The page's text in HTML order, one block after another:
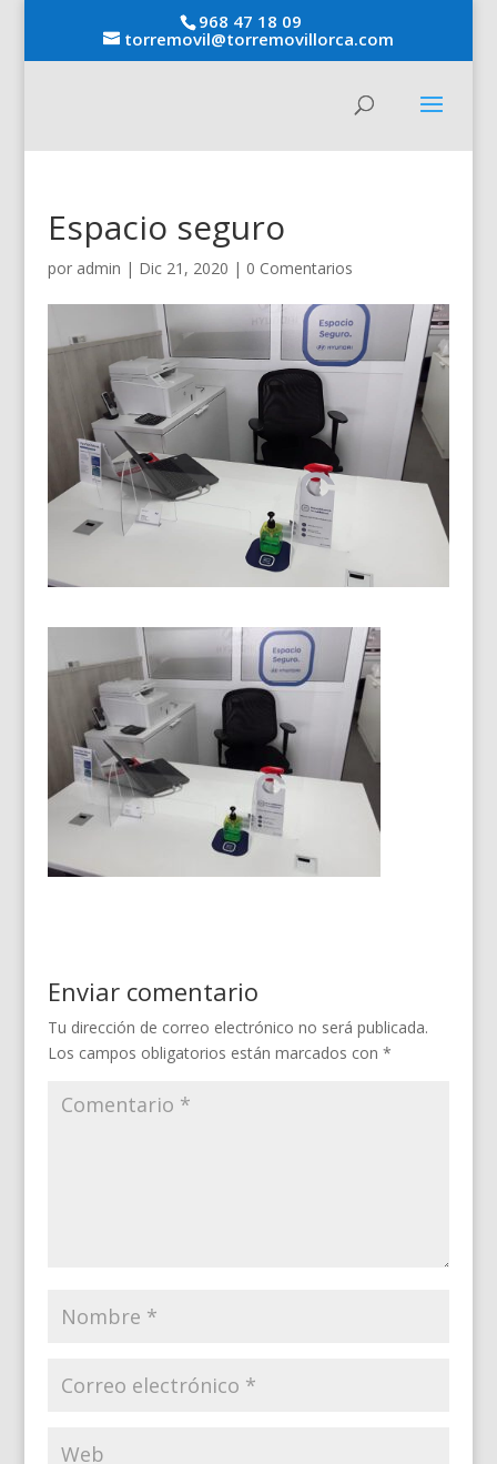
968 47 18 09
torremovil@torremovillorca.com
Espacio seguro
por admin | Dic 21, 2020 | 0 Comentarios
Enviar comentario
Tu dirección de correo electrónico no será publicada.
Los campos obligatorios están marcados con *